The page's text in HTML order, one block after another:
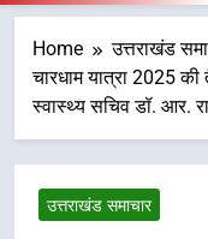
Home
उत्तराखंड
चारधाम यात्रा 2025
स्वास्थ्य सचिव डॉ. आर.
उत्तराखंड समाचार